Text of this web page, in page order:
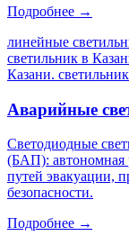
Подробнее →
линейные
светильник в
Казани.
Аварийные
Светодиодные
(БАП): автономная
путей эвакуации,
безопасности.
Подробнее →